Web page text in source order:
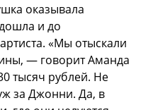
оказывала
и до
«Мы отыскали
— говорит Аманда
тысяч рублей. Не
за Джонни. Да, в